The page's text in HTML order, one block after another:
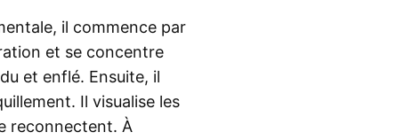
il commence par
et se concentre
et enflé. Ensuite, il
Il visualise les
reconnectent. À